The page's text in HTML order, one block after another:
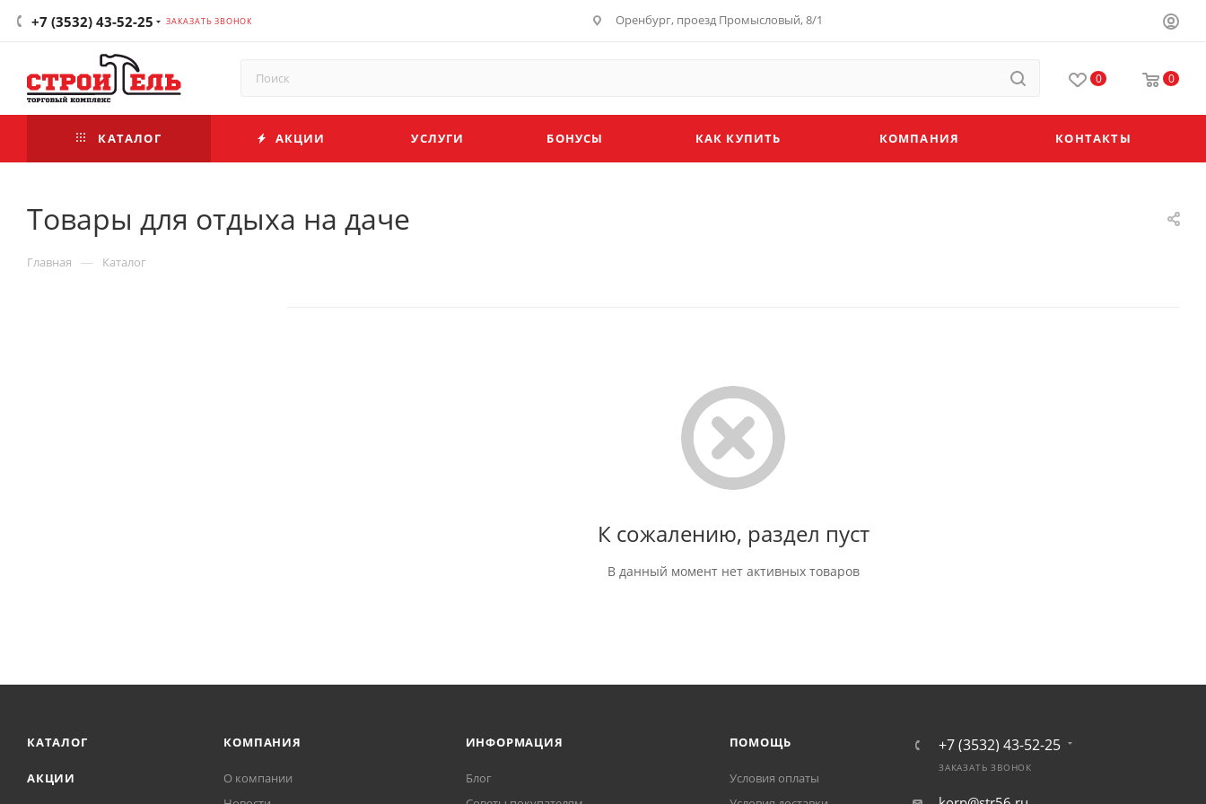
+7 (3532) 43-52-25 ЗАКАЗАТЬ ЗВОНОК Оренбург, проезд Промысловый, 8/1
0 0
КАТАЛОГ АКЦИИ УСЛУГИ БОНУСЫ КАК КУПИТЬ КОМПАНИЯ КОНТАКТЫ
Товары для отдыха на даче
Главная — Каталог
К сожалению, раздел пуст
В данный момент нет активных товаров
КАТАЛОГ
АКЦИИ
КОМПАНИЯ
О компании
ИНФОРМАЦИЯ
Блог
ПОМОЩЬ
Условия оплаты
+7 (3532) 43-52-25
ЗАКАЗАТЬ ЗВОНОК